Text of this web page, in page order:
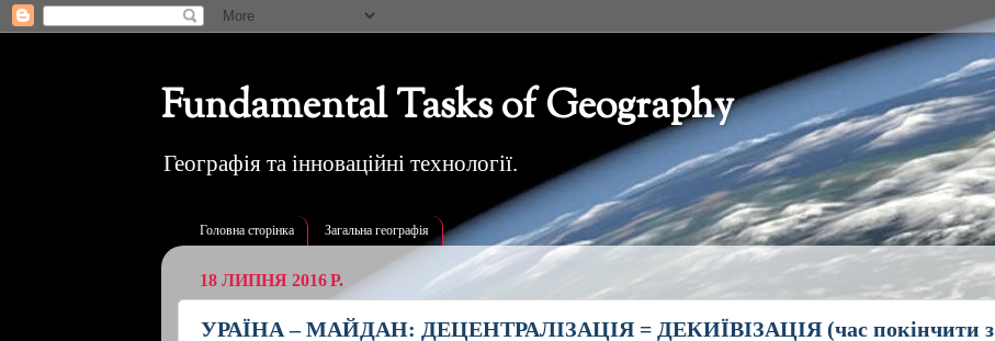
Fundamental Tasks of Geography
Географія та інноваційні технології.
Головна сторінка Загальна географія
18 ЛИПНЯ 2016 Р.
УРАЇНА – МАЙДАН: ДЕЦЕНТРАЛІЗАЦІЯ = ДЕКИЇВІЗАЦІЯ (час покінчити з